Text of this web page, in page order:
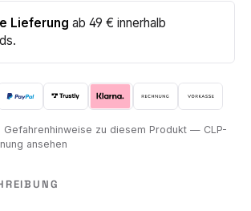
Lieferung ab 49 € innerhalb
Gefahrenhinweise zu diesem Produkt — CLP-
ansehen